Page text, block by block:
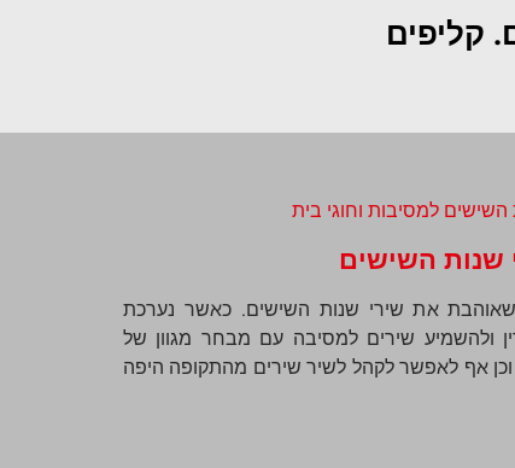
קליפים
שנות השישים
שאוהבת את שירי שנות השישים. כאשר נערכת
ולהשמיע שירים למסיבה עם מבחר מגוון של
וכן אף לאפשר לקהל לשיר שירים מהתקופה היפה